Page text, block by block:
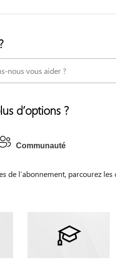
d’options ?
Communauté
de l’abonnement, parcourez